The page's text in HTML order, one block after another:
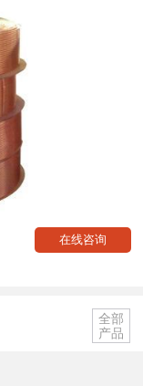
在线咨询
全部
产品